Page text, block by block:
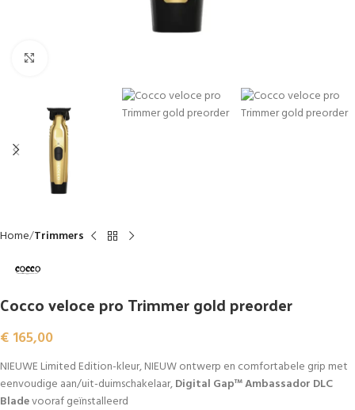
Home Trimmers
Cocco veloce pro Trimmer gold preorder
€ 165,00
NIEUWE Limited Edition-kleur, NIEUW ontwerp en comfortabele grip met
eenvoudige aan/uit-duimschakelaar,Digital Gap™ Ambassador DLC
Bladevooraf geïnstalleerd